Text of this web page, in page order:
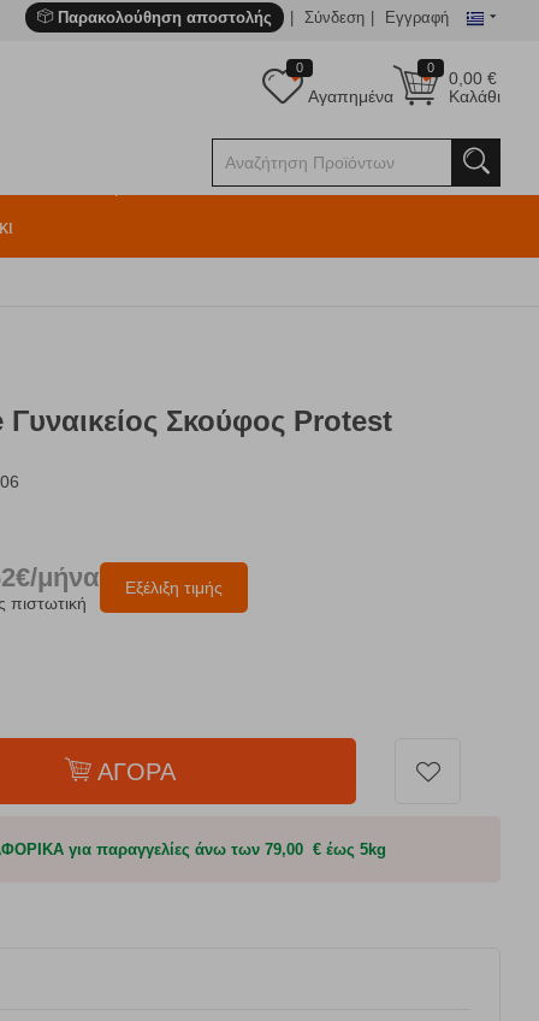
Παρακολούθηση αποστολής Σύνδεση Εγγραφή
0
0,00€
Καλάθι
0
Αγαπημένα
Σκούφος Protest
Εξέλιξη τιμής
μήνα
πιστωτική
ΑΓΟΡΑ
για παραγγελίες άνω των 79,00 € έως 5kg